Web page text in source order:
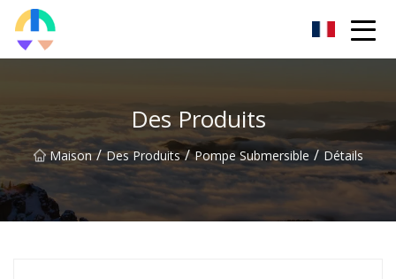
Des Produits
Maison / Des Produits / Pompe Submersible / Détails